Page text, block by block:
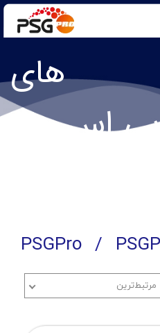
PSGPro
مرتبط‌ترین
های
اس جی